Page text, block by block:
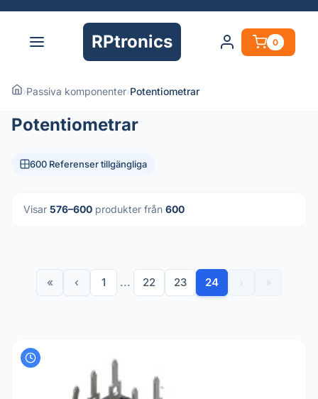
RPtronics 0
›Passiva komponenter›Potentiometrar
Potentiometrar
600 Referenser tillgängliga
Visar 576–600 produkter från 600
« ‹ 1 ... 22 23 24